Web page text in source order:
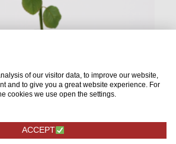
optie
kan
gekozen
de
productpagina
of our visitor data, to improve our website,
and to give you a great website experience. For
cookies we use open the settings.
ACCEPT